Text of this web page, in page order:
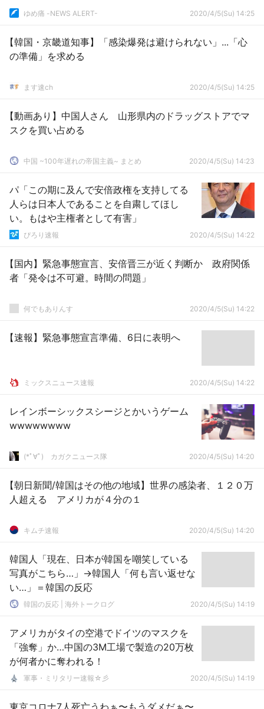
ゆめ痛 -NEWS ALERT- 2020/4/5(Su) 14:25
【韓国・京畿道知事】「感染爆発は避けられない」...「心
の準備」を求める
ます速ch 2020/4/5(Su) 14:25
【動画あり】中国人さん 山形県内のドラッグストアでマ
スクを買い占める
中国 ~100年遅れの帝国主義~ まとめ 2020/4/5(Su) 14:23
パ「この期に及んで安倍政権を支持してる
人らは日本人であることを自粛してほし
い。もはや主権者として有害」
ぴろり速報 2020/4/5(Su) 14:22
【国内】緊急事態宣言、安倍晋三が近く判断か 政府関係
者「発令は不可避。時間の問題」
何でもありんす 2020/4/5(Su) 14:22
【速報】緊急事態宣言準備、6日に表明へ
ミックスニュース速報 2020/4/5(Su) 14:22
レインボーシックスシージとかいうゲーム
wwwwwwww
(*ﾟ∀ﾟ)ゞカガクニュース隊 2020/4/5(Su) 14:20
【朝日新聞/韓国はその他の地域】世界の感染者、１２０万
人超える アメリカが４分の１
キムチ速報 2020/4/5(Su) 14:20
韓国人「現在、日本が韓国を嘲笑している
写真がこちら…」→韓国人「何も言い返せな
い…」＝韓国の反応
韓国の反応 | 海外トークログ 2020/4/5(Su) 14:19
アメリカがタイの空港でドイツのマスクを
「強奪」か…中国の3M工場で製造の20万枚
が何者かに奪われる！
軍事・ミリタリー速報☆彡 2020/4/5(Su) 14:19
東京コロナ7人死亡うわぁ〜もうダメだぁ〜